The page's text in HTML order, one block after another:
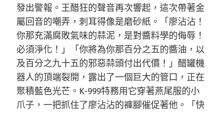
發出警報。王醋狂的聲音再次響起，這次帶著金
屬回音的嘲弄，刺耳得像是磨砂紙。「廖沾沾！
你那充滿腐敗氣味的蒜泥，是對醬料學的侮辱！
必須淨化！」「你將為你那百分之五的醬油，以
及百分之九十五的邪惡蒜頭付出代價！」醋罐機
器人的頂端裂開，露出了一個巨大的管口，正在
聚積藍色光芒。K-999特務用它穿著燕尾服的小
爪子，一把抓住了廖沾沾的褲腳催促著他。「快